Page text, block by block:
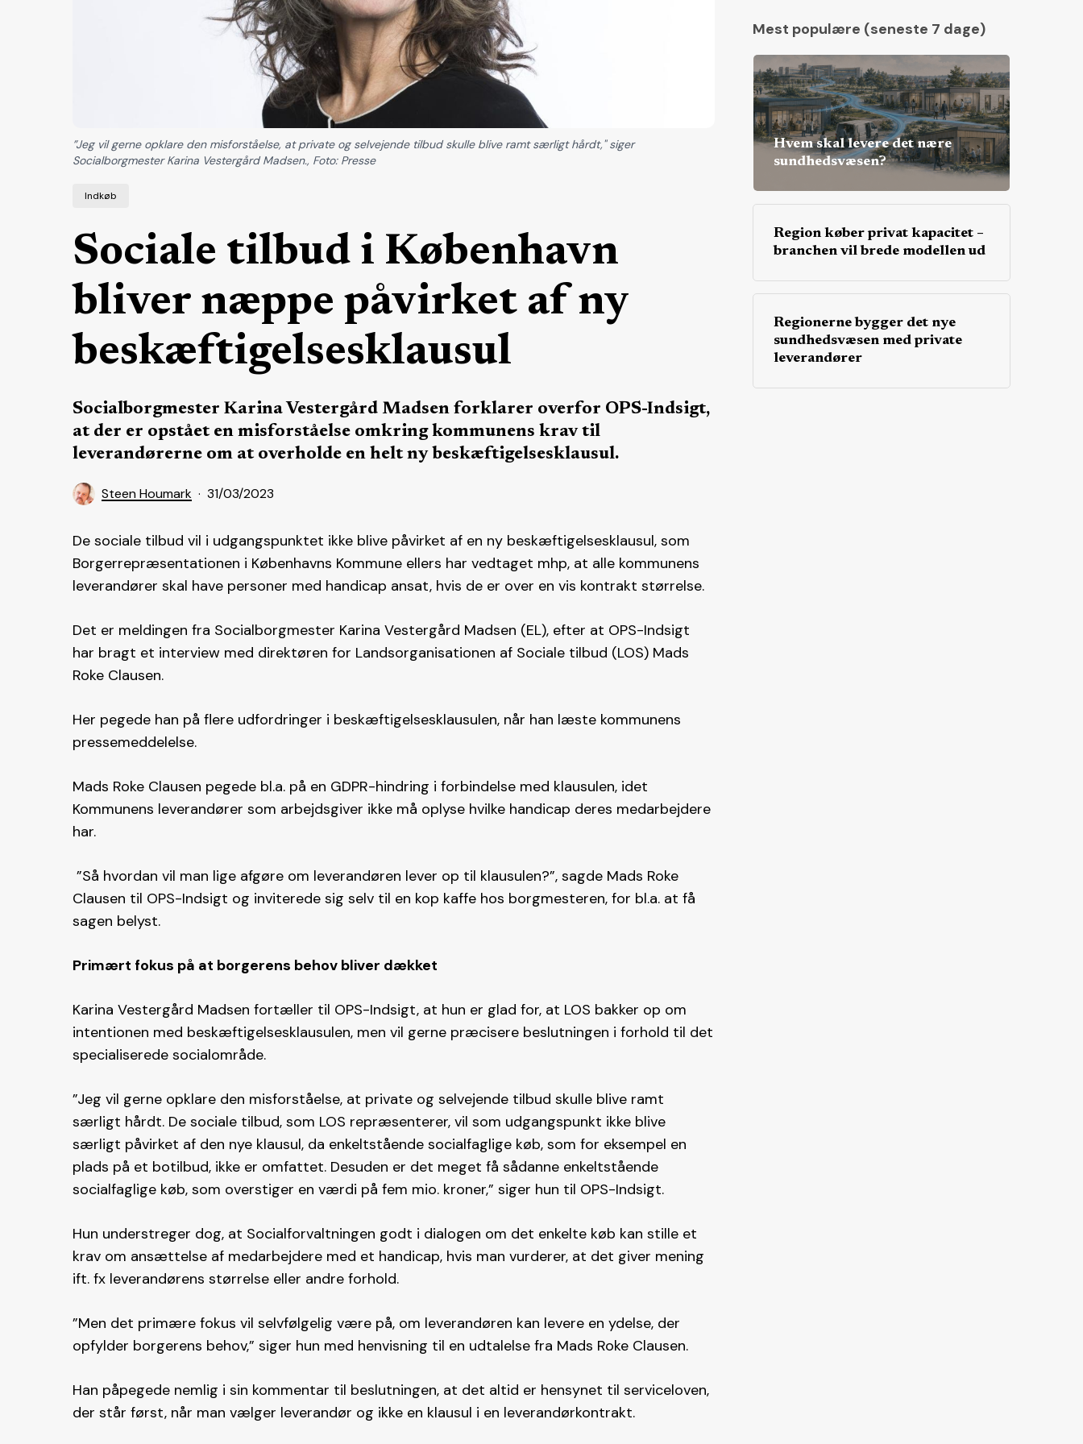
Indkøb
Sociale tilbud i København
bliver næppe påvirket af ny
beskæftigelsesklausul
Socialborgmester Karina Vestergård Madsen forklarer overfor OPS-Indsigt,
at der er opstået en misforståelse omkring kommunens krav til
leverandørerne om at overholde en helt ny beskæftigelsesklausul.
Steen Houmark 31/03/2023
”Jeg vil gerne opklare den misforståelse, at private og selvejende tilbud skulle blive ramt særligt hårdt," siger
Socialborgmester Karina Vestergård Madsen., Foto: Presse
De sociale tilbud vil i udgangspunktet ikke blive påvirket af en ny beskæftigelsesklausul, som
Borgerrepræsentationen i Københavns Kommune ellers har vedtaget mhp, at alle kommunens
leverandører skal have personer med handicap ansat, hvis de er over en vis kontrakt størrelse.
Det er meldingen fra Socialborgmester Karina Vestergård Madsen (EL), efter at OPS-Indsigt
har bragt et interview med direktøren for Landsorganisationen af Sociale tilbud (LOS) Mads
Roke Clausen.
Her pegede han på flere udfordringer i beskæftigelsesklausulen, når han læste kommunens
pressemeddelelse.
Mads Roke Clausen pegede bl.a. på en GDPR-hindring i forbindelse med klausulen, idet
Kommunens leverandører som arbejdsgiver ikke må oplyse hvilke handicap deres medarbejdere
har.
”Så hvordan vil man lige afgøre om leverandøren lever op til klausulen?”, sagde Mads Roke
Clausen til OPS-Indsigt og inviterede sig selv til en kop kaffe hos borgmesteren, for bl.a. at få
sagen belyst.
Primært fokus på at borgerens behov bliver dækket
Karina Vestergård Madsen fortæller til OPS-Indsigt, at hun er glad for, at LOS bakker op om
intentionen med beskæftigelsesklausulen, men vil gerne præcisere beslutningen i forhold til det
specialiserede socialområde.
”Jeg vil gerne opklare den misforståelse, at private og selvejende tilbud skulle blive ramt
særligt hårdt. De sociale tilbud, som LOS repræsenterer, vil som udgangspunkt ikke blive
særligt påvirket af den nye klausul, da enkeltstående socialfaglige køb, som for eksempel en
plads på et botilbud, ikke er omfattet. Desuden er det meget få sådanne enkeltstående
socialfaglige køb, som overstiger en værdi på fem mio. kroner,” siger hun til OPS-Indsigt.
Hun understreger dog, at Socialforvaltningen godt i dialogen om det enkelte køb kan stille et
krav om ansættelse af medarbejdere med et handicap, hvis man vurderer, at det giver mening
ift. fx leverandørens størrelse eller andre forhold.
”Men det primære fokus vil selvfølgelig være på, om leverandøren kan levere en ydelse, der
opfylder borgerens behov,” siger hun med henvisning til en udtalelse fra Mads Roke Clausen.
Han påpegede nemlig i sin kommentar til beslutningen, at det altid er hensynet til serviceloven,
der står først, når man vælger leverandør og ikke en klausul i en leverandørkontrakt.
Mest populære (seneste 7 dage)
Hvem skal levere det nære
sundhedsvæsen?
Region køber privat kapacitet –
branchen vil brede modellen ud
Regionerne bygger det nye
sundhedsvæsen med private
leverandører